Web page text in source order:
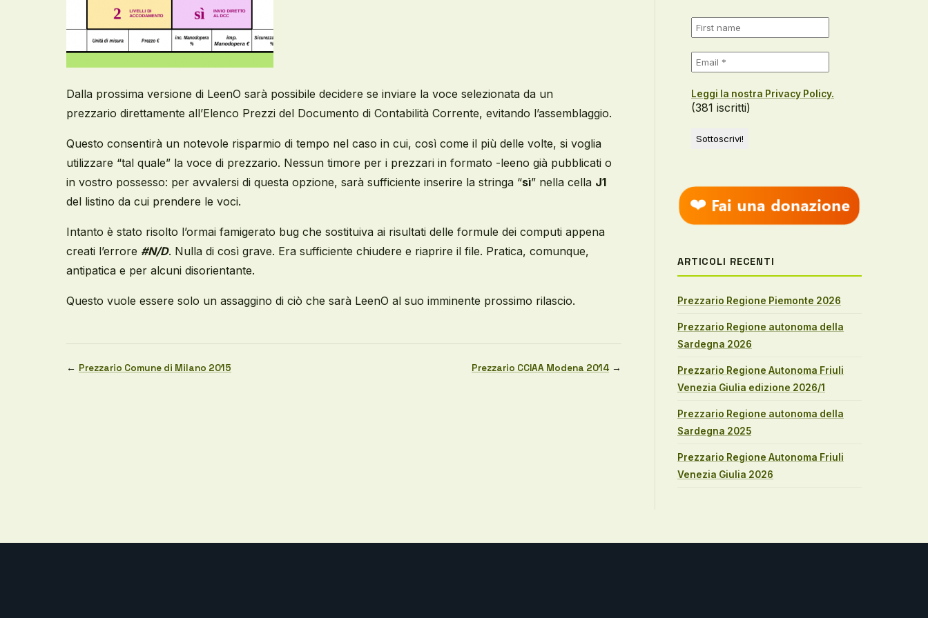
Dalla prossima versione di LeenO sarà possibile decidere se inviare la voce selezionata da un
prezzario direttamente all’Elenco Prezzi del Documento di Contabilità Corrente, evitando l’assemblaggio.
Questo consentirà un notevole risparmio di tempo nel caso in cui, così come il più delle volte, si voglia
utilizzare “tal quale” la voce di prezzario. Nessun timore per i prezzari in formato -leeno già pubblicati o
in vostro possesso: per avvalersi di questa opzione, sarà sufficiente inserire la stringa “sì” nella cella J1
del listino da cui prendere le voci.
Intanto è stato risolto l’ormai famigerato bug che sostituiva ai risultati delle formule dei computi appena
creati l’errore #N/D. Nulla di così grave. Era sufficiente chiudere e riaprire il file. Pratica, comunque,
antipatica e per alcuni disorientante.
Questo vuole essere solo un assaggino di ciò che sarà LeenO al suo imminente prossimo rilascio.
← Prezzario Comune di Milano 2015 Prezzario CCIAA Modena 2014→
Leggi la nostra Privacy Policy.
(381 iscritti)
ARTICOLI RECENTI
Prezzario Regione Piemonte 2026
Prezzario Regione autonoma della
Sardegna 2026
Prezzario Regione Autonoma Friuli
Venezia Giulia edizione 2026/1
Prezzario Regione autonoma della
Sardegna 2025
Prezzario Regione Autonoma Friuli
Venezia Giulia 2026